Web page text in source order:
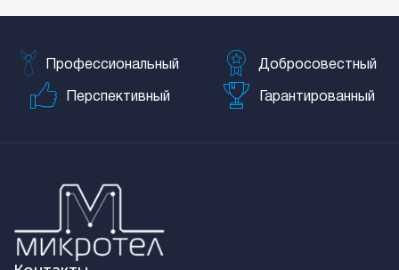
Профессиональный Добросовестный
Перспективный Гарантированный